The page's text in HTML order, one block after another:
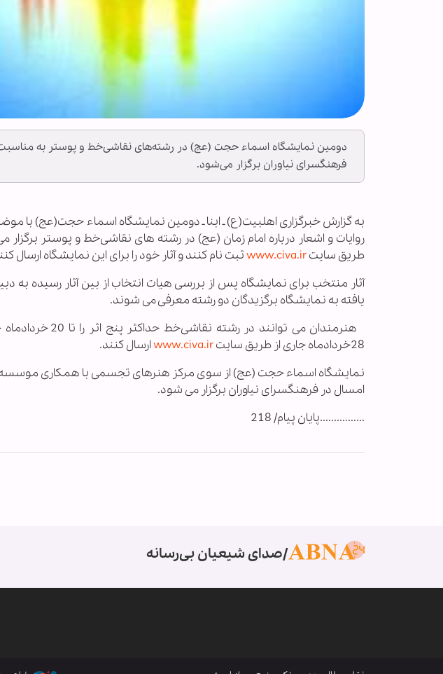
فرهنگسرای نیاوران برگزار می‌شود.
به گزارش خبرگزاری اهل‏بیت(ع) ـ ابنا ـ دومین نمایشگاه اسماء حجت(عج) با
روایات و اشعار درباره امام زمان (عج) در رشته های نقاشی‌خط و پوستر برگزار
طریق سایتwww.civa.irثبت نام کنند و آثار خود را برای این نمایشگاه ارسال
آثار منتخب برای نمایشگاه پس از بررسی هیات انتخاب از بین آثار رسیده به
یافته به نمایشگاه برگزیدگان دو رشته معرفی می شوند.
هنرمندان می
28خردادماه جاری از طریق سایت
www.civa.irارسال کنند.
امسال در فرهنگسرای نیاوران برگزار می شود.
................پایان پیام/ 218
صدای شیعیان بی‌رسانه